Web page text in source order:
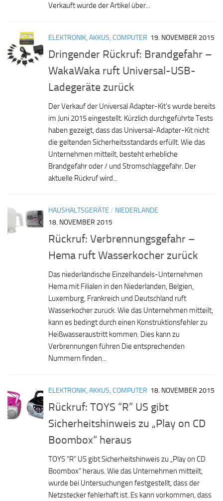
Verkauft wurde der Artikel über...
ELEKTRONIK, AKKUS, COMPUTER 19. NOVEMBER 2015
Dringender Rückruf: Brandgefahr –
WakaWaka ruft Universal-USB-
Ladegeräte zurück
Der Verkauf der Universal Adapter-Kit’s wurde bereits
im Juni 2015 eingestellt. Kürzlich durchgeführte Tests
haben gezeigt, dass das Universal-Adapter-Kit nicht
die geltenden Sicherheitsstandards erfüllt. Wie das
Unternehmen mitteilt, besteht erhebliche
Brandgefahr oder / und Stromschlaggefahr. Der
aktuelle Rückruf wird...
HAUSHALTSGERÄTE / NIEDERLANDE
18. NOVEMBER 2015
Rückruf: Verbrennungsgefahr –
Hema ruft Wasserkocher zurück
Das niederländische Einzelhandels-Unternehmen
Hema mit Filialen in den Niederlanden, Belgien,
Luxemburg, Frankreich und Deutschland ruft
Wasserkocher zurück. Wie das Unternehmen mitteilt,
kann es bedingt durch einen Konstruktionsfehler zu
Heißwasseraustritt kommen. Dies kann zu
Verbrennungen führen Die entsprechenden
Nummern finden...
ELEKTRONIK, AKKUS, COMPUTER 18. NOVEMBER 2015
Rückruf: TOYS “R” US gibt
Sicherheitshinweis zu „Play on CD
Boombox“ heraus
TOYS “R” US gibt Sicherheitshinweis zu „Play on CD
Boombox“ heraus. Wie das Unternehmen mitteilt,
wurde bei Untersuchungen festgestellt, dass der
Netzstecker fehlerhaft ist. Es kann vorkommen, dass